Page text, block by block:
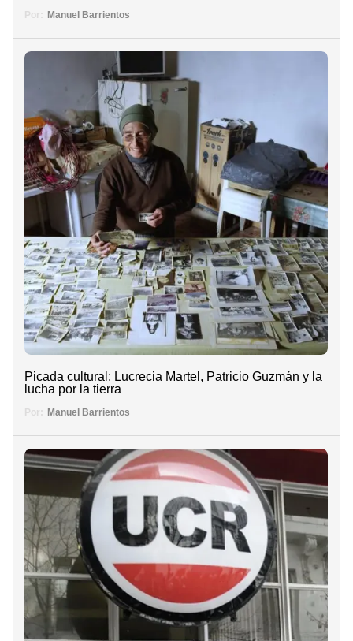
Por: Manuel Barrientos
Picada cultural: Lucrecia Martel, Patricio Guzmán y la
lucha por la tierra
Por: Manuel Barrientos